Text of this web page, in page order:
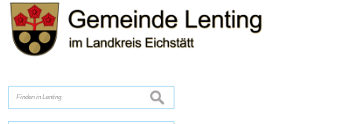
Zum Inhalt,zur Navigation oder zur Startseite springen.
suchen